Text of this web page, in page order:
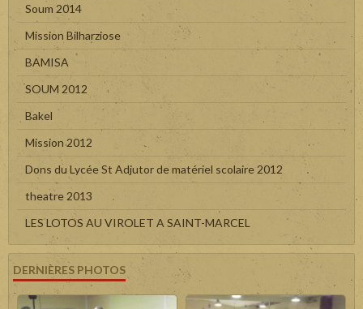
Soum 2014
Mission Bilharziose
BAMISA
SOUM 2012
Bakel
Mission 2012
Dons du Lycée St Adjutor de matériel scolaire 2012
theatre 2013
LES LOTOS AU VIROLET A SAINT-MARCEL
DERNIÈRES PHOTOS